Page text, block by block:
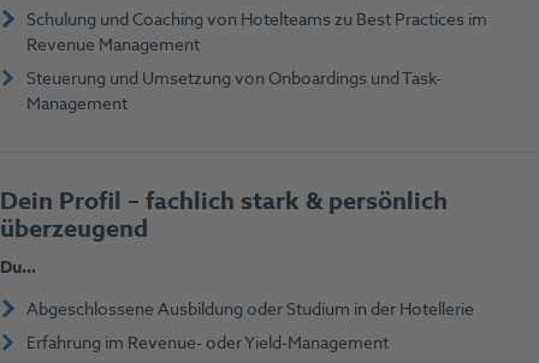
Schulung und Coaching von Hotelteams zu Best Practices im
Revenue Management
Steuerung und Umsetzung von Onboardings und Task-
Management
Dein Profil – fachlich stark & persönlich
überzeugend
Du…
Abgeschlossene Ausbildung oder Studium in der Hotellerie
Erfahrung im Revenue- oder Yield-Management